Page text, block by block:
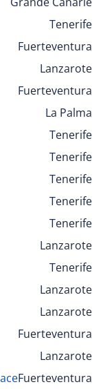
Tenerife
Fuerteventura
Lanzarote
Fuerteventura
La Palma
Tenerife
Tenerife
Tenerife
Tenerife
Tenerife
Lanzarote
Tenerife
Lanzarote
Lanzarote
Fuerteventura
Lanzarote
Fuerteventura